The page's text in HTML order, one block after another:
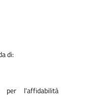
di:
per l'affidabilità